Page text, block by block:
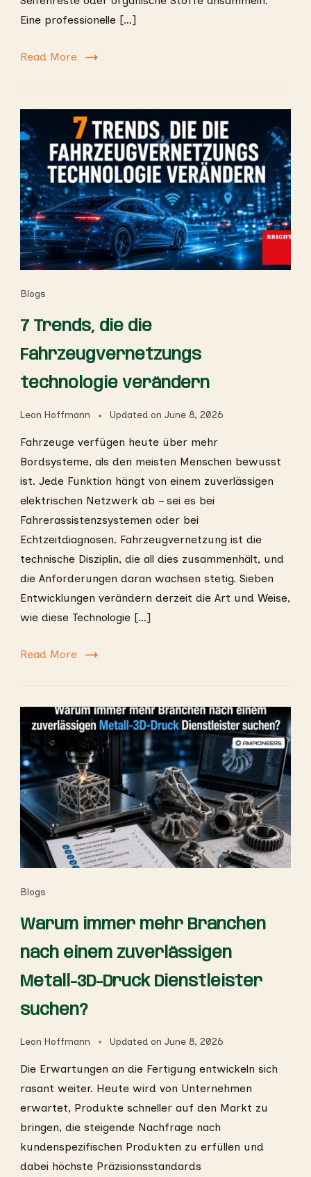
Eine professionelle […]
Read More
Blogs
7 Trends, die die
Fahrzeugvernetzungs
technologie verändern
Leon Hoffmann Updated on June 8, 2026
Fahrzeuge verfügen heute über mehr
Bordsysteme, als den meisten Menschen bewusst
ist. Jede Funktion hängt von einem zuverlässigen
elektrischen Netzwerk ab – sei es bei
Fahrerassistenzsystemen oder bei
Echtzeitdiagnosen. Fahrzeugvernetzung ist die
technische Disziplin, die all dies zusammenhält, und
die Anforderungen daran wachsen stetig. Sieben
Entwicklungen verändern derzeit die Art und Weise,
wie diese Technologie […]
Read More
Blogs
Warum immer mehr Branchen
nach einem zuverlässigen
Metall-3D-Druck Dienstleister
suchen?
Leon Hoffmann Updated on June 8, 2026
Die Erwartungen an die Fertigung entwickeln sich
rasant weiter. Heute wird von Unternehmen
erwartet, Produkte schneller auf den Markt zu
bringen, die steigende Nachfrage nach
kundenspezifischen Produkten zu erfüllen und
dabei höchste Präzisionsstandards